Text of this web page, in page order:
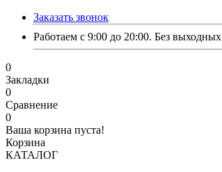
Заказать звонок
Работаем с 9:00 до 20:00. Без выходных
0
Закладки
0
Сравнение
0
Ваша корзина пуста!
Корзина
КАТАЛОГ